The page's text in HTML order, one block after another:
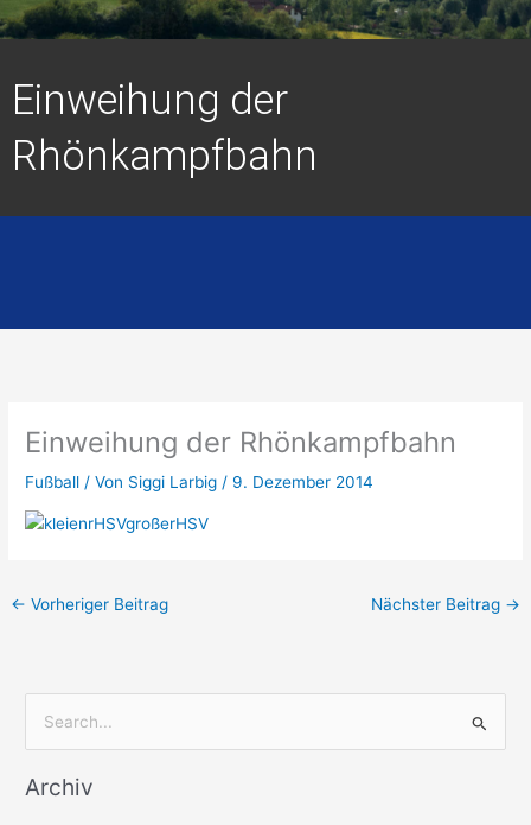
Einweihung der
Rhönkampfbahn
Einweihung der Rhönkampfbahn
Fußball / Von Siggi Larbig/ 9. Dezember 2014
← Vorheriger Beitrag Nächster Beitrag →
c
Archiv